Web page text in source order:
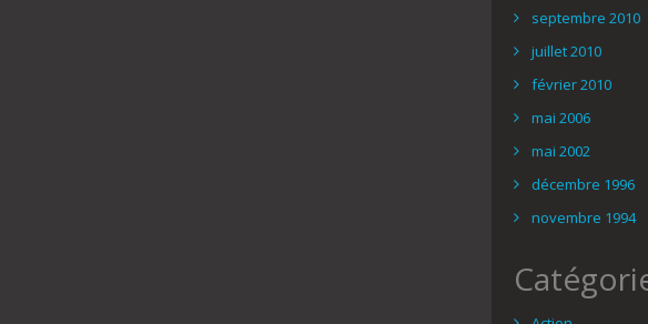
septembre 2010
juillet 2010
février 2010
mai 2006
mai 2002
décembre 1996
novembre 1994